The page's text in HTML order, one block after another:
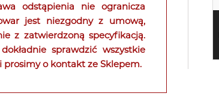
odstąpienia nie ogranicza
jest niezgodny z umową,
z zatwierdzoną specyfikacją.
sprawdzić wszystkie
o kontakt ze Sklepem.